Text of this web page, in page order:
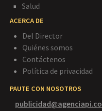
Salud
ACERCA DE
Del Director
Quiénes somos
Contáctenos
Política de privacidad
PAUTE CON NOSOTROS
publicidad@agenciapi.co